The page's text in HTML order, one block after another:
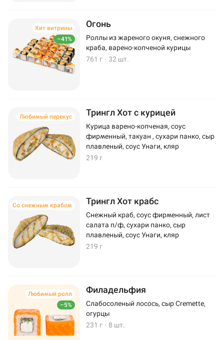
–41%
Хит витрины Огонь
Роллы из жареного окуня, снежного
краба, варено-копченой курицы
761 г · 32 шт.
Любимый перекус Трингл Хот с курицей
Курица варено-копченая, соус
фирменный, такуан , сухари панко, сыр
плавленый, соус Унаги, кляр
219 г
Со снежным крабом Трингл Хот крабс
Снежный краб, соус фирменный, лист
салата п/ф, сухари панко, сыр
плавленый, соус Унаги, кляр
219 г
–5%
Любимый ролл Филадельфия
Слабосоленый лосось, сыр Cremette,
огурцы
231 г · 8 шт.